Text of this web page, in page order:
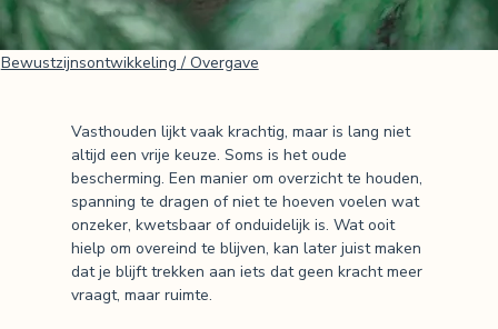
Bewustzijnsontwikkeling / Overgave
Vasthouden lijkt vaak krachtig, maar is lang niet
altijd een vrije keuze. Soms is het oude
bescherming. Een manier om overzicht te houden,
spanning te dragen of niet te hoeven voelen wat
onzeker, kwetsbaar of onduidelijk is. Wat ooit
hielp om overeind te blijven, kan later juist maken
dat je blijft trekken aan iets dat geen kracht meer
vraagt, maar ruimte.